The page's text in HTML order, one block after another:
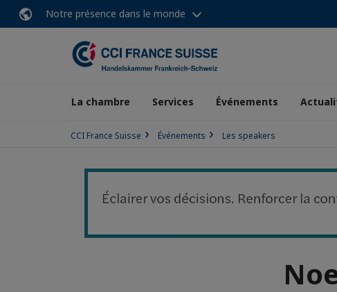
Notre présence dans le monde
La chambre Services Événements
CCI France Suisse Événements Les speakers